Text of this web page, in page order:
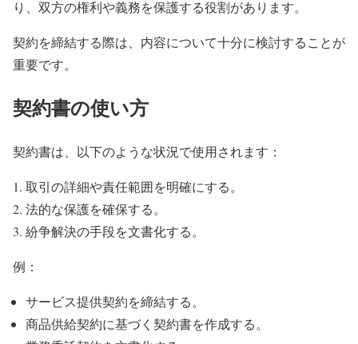
り、双方の権利や義務を保護する役割があります。
契約を締結する際は、内容について十分に検討することが
重要です。
契約書の使い方
契約書は、以下のような状況で使用されます：
取引の詳細や責任範囲を明確にする。
法的な保護を確保する。
紛争解決の手段を文書化する。
例：
サービス提供契約を締結する。
商品供給契約に基づく契約書を作成する。